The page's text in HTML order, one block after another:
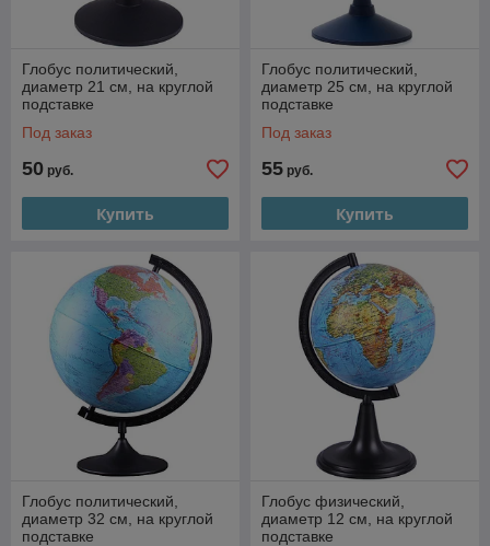
Глобус политический,
диаметр 21 см, на круглой
подставке
Под заказ
50 руб.
Купить
Глобус политический,
диаметр 25 см, на круглой
подставке
Под заказ
55 руб.
Купить
Глобус политический,
диаметр 32 см, на круглой
подставке
Глобус физический,
диаметр 12 см, на круглой
подставке